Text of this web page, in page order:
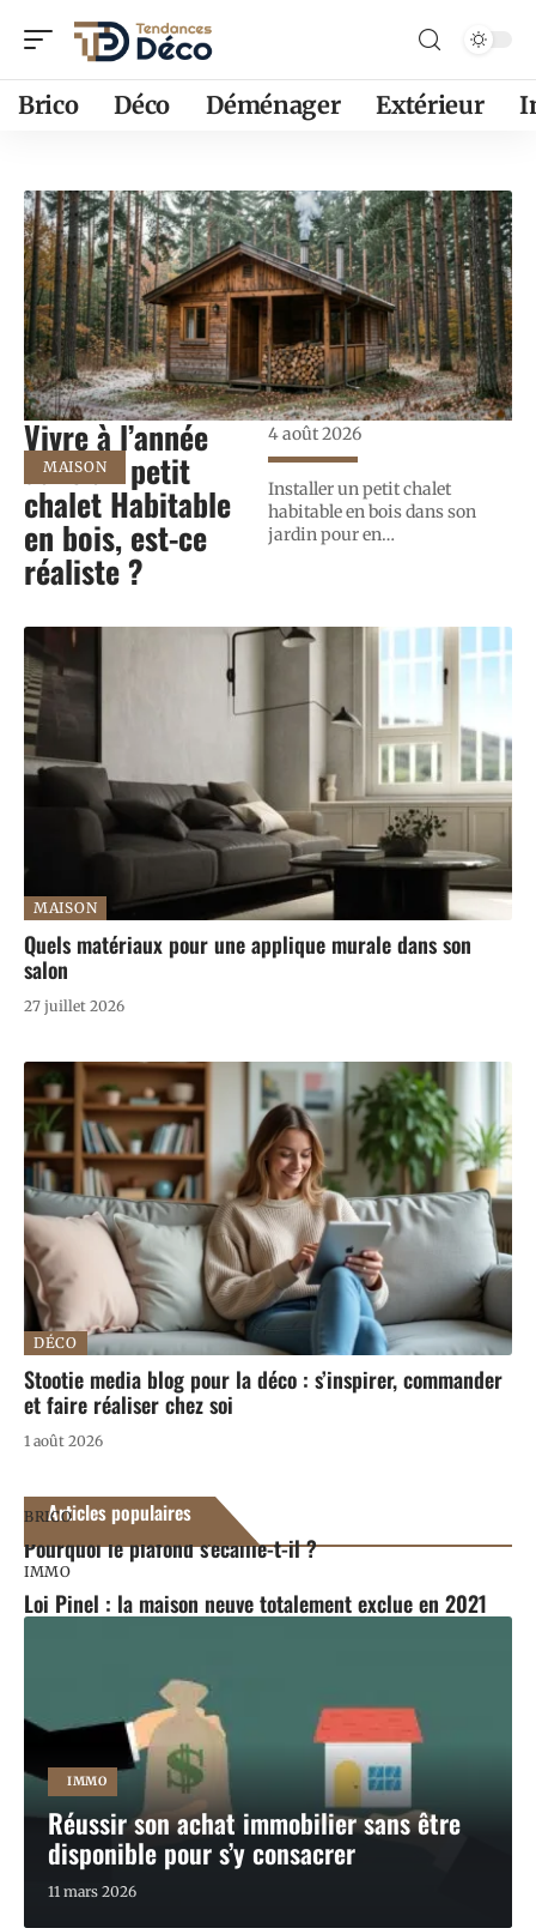
Brico Déco Déménager Extérieur
MAISON
Vivre à l’année
dans un petit
chalet Habitable
en bois, est-ce
réaliste ?
4 août 2026
Installer un petit chalet
habitable en bois dans son
jardin pour en…
MAISON
Quels matériaux pour une applique murale dans son
salon
27 juillet 2026
DÉCO
Stootie media blog pour la déco : s’inspirer, commander
et faire réaliser chez soi
1 août 2026
Articles populaires
BRICO
Pourquoi le plafond s’écaille-t-il ?
IMMO
Loi Pinel : la maison neuve totalement exclue en 2021
IMMO
Réussir son achat immobilier sans être
disponible pour s’y consacrer
11 mars 2026